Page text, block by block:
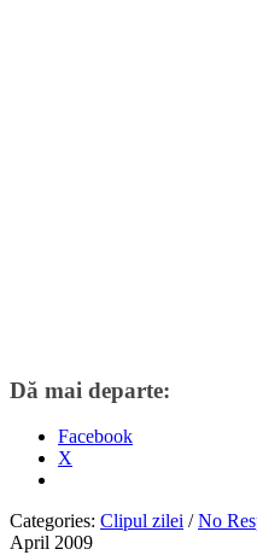
Dă mai departe:
Facebook
X
Categories: Clipul zilei / No
April 2009